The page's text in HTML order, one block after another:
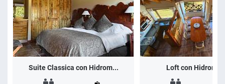
Suite Classica con Hidrom... Loft con